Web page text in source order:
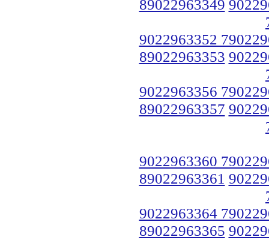
89022963349
9022963352
89022963353
9022963356
89022963357
9022963360
89022963361
9022963364
89022963365